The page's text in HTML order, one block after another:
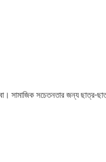
সচেতনতার জন্য ছাত্র-